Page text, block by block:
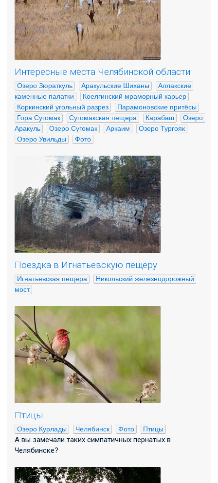
Интересные места Челябинской области
Озеро Зюраткуль Аракульские Шиханы
Аллакские
каменные палатки
Коелгинский мраморный карьер
Коркинский угольный разрез
Парамоновские притёсы
Гора Сугомак
Сугомакская пещера Карабаш
Озеро
Аракуль
Озеро Сугомак Аркаим
Озеро Тургояк
Озеро Увильды
Фото
Поездка в Игнатьевскую пещеру
Игнатьевская пещера
Никольский железнодорожный
мост
Птицы
Озеро Курлады Челябинск Фото Птицы
А вы замечали таких симпатичных пернатых в
Челябинске?